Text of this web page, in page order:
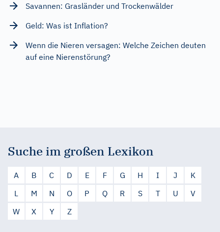
Savannen: Grasländer und Trockenwälder
Geld: Was ist Inflation?
Wenn die Nieren versagen: Welche Zeichen deuten
auf eine Nierenstörung?
Suche im großen Lexikon
A B C D E F G H I J
K
L
M N O P Q R S T U
V
W
X Y Z